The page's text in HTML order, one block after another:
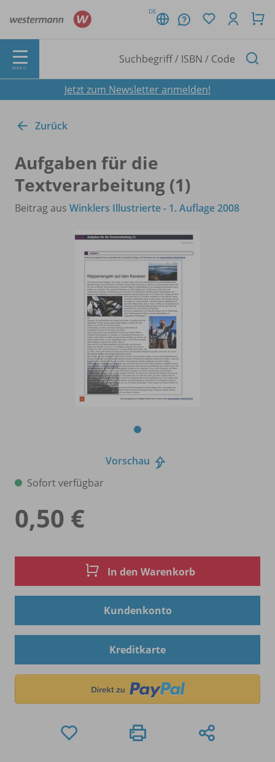
DE
MENÜ
Jetzt zum Newsletter anmelden!
Zurück
Aufgaben für die
Textverarbeitung (1)
Beitrag aus Winklers Illustrierte - 1. Auflage 2008
Vorschau
Sofort verfügbar
0,50 €
In den Warenkorb
Kundenkonto
Kreditkarte